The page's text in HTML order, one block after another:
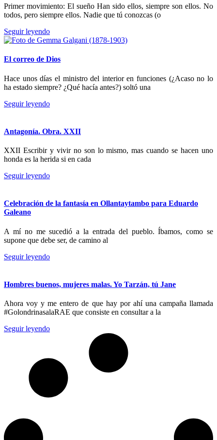
Primer movimiento: El sueño Han sido ellos, siempre son ellos. No
todos, pero siempre ellos. Nadie que tú conozcas (o
Seguir leyendo
El correo de Dios
Hace unos días el ministro del interior en funciones (¿Acaso no lo
ha estado siempre? ¿Qué hacía antes?) soltó una
Seguir leyendo
Antagonía. Obra. XXII
XXII Escribir y vivir no son lo mismo, mas cuando se hacen uno
honda es la herida si en cada
Seguir leyendo
Celebración de la fantasía en Ollantaytambo para Eduardo
Galeano
A mí no me sucedió a la entrada del pueblo. Íbamos, como se
supone que debe ser, de camino al
Seguir leyendo
Hombres buenos, mujeres malas. Yo Tarzán, tú Jane
Ahora voy y me entero de que hay por ahí una campaña llamada
#GolondrinasalaRAE que consiste en consultar a la
Seguir leyendo